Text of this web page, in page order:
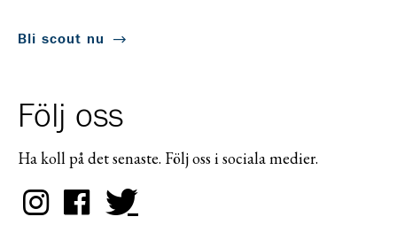
Bli scout nu
Följ oss
Ha koll på det senaste. Följ oss i sociala medier.